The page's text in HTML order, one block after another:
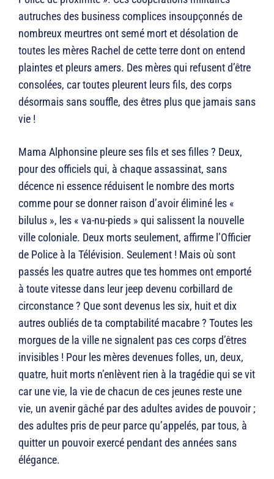
autruches des business complices insoupçonnés de
nombreux meurtres ont semé mort et désolation de
toutes les mères Rachel de cette terre dont on entend
plaintes et pleurs amers. Des mères qui refusent d’être
consolées, car toutes pleurent leurs fils, des corps
désormais sans souffle, des êtres plus que jamais sans
vie !
Mama Alphonsine pleure ses fils et ses filles ? Deux,
pour des officiels qui, à chaque assassinat, sans
décence ni essence réduisent le nombre des morts
comme pour se donner raison d’avoir éliminé les «
bilulus », les « va-nu-pieds » qui salissent la nouvelle
ville coloniale. Deux morts seulement, affirme l’Officier
de Police à la Télévision. Seulement ! Mais où sont
passés les quatre autres que tes hommes ont emporté
à toute vitesse dans leur jeep devenu corbillard de
circonstance ? Que sont devenus les six, huit et dix
autres oubliés de ta comptabilité macabre ? Toutes les
morgues de la ville ne signalent pas ces corps d’êtres
invisibles ! Pour les mères devenues folles, un, deux,
quatre, huit morts n’enlèvent rien à la tragédie qui se vit
car une vie, la vie de chacun de ces jeunes reste une
vie, un avenir gâché par des adultes avides de pouvoir ;
des adultes pris de peur parce qu’appelés, par tous, à
quitter un pouvoir exercé pendant des années sans
élégance.